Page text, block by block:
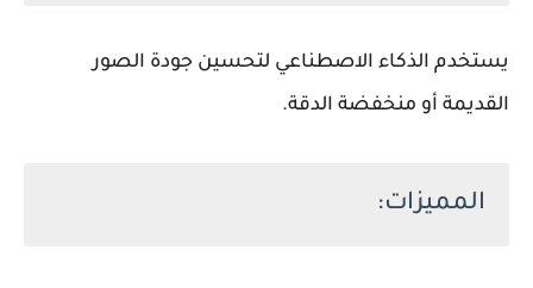
يستخدم الذكاء الاصطناعي لتحسين جودة الصور
القديمة أو منخفضة الدقة.
المميزات: